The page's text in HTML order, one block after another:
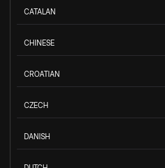
CATALAN
CHINESE
CROATIAN
CZECH
DANISH